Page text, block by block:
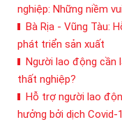
nghiệp: Những niềm
Bà Rịa - Vũng Tàu:
phát triển sản xuất
Người lao động cần
thất nghiệp?
Hỗ trợ người lao
hưởng bởi dịch Covid-